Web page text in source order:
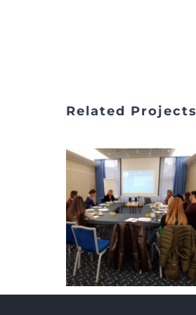
Related Projects